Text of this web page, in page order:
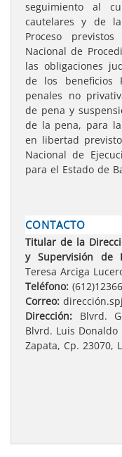
seguimiento al
cautelares y de
Proceso
Nacional de
las obligaciones
de los beneficios
penales no
de pena y
de la pena, para
en libertad
Nacional de
para el Estado de
CONTACTO
Titular de la
y Supervisión de
Teresa Arciga
Teléfono:
Correo:
Dirección: Blvrd.
Blvrd. Luis
Zapata, Cp. 23070,